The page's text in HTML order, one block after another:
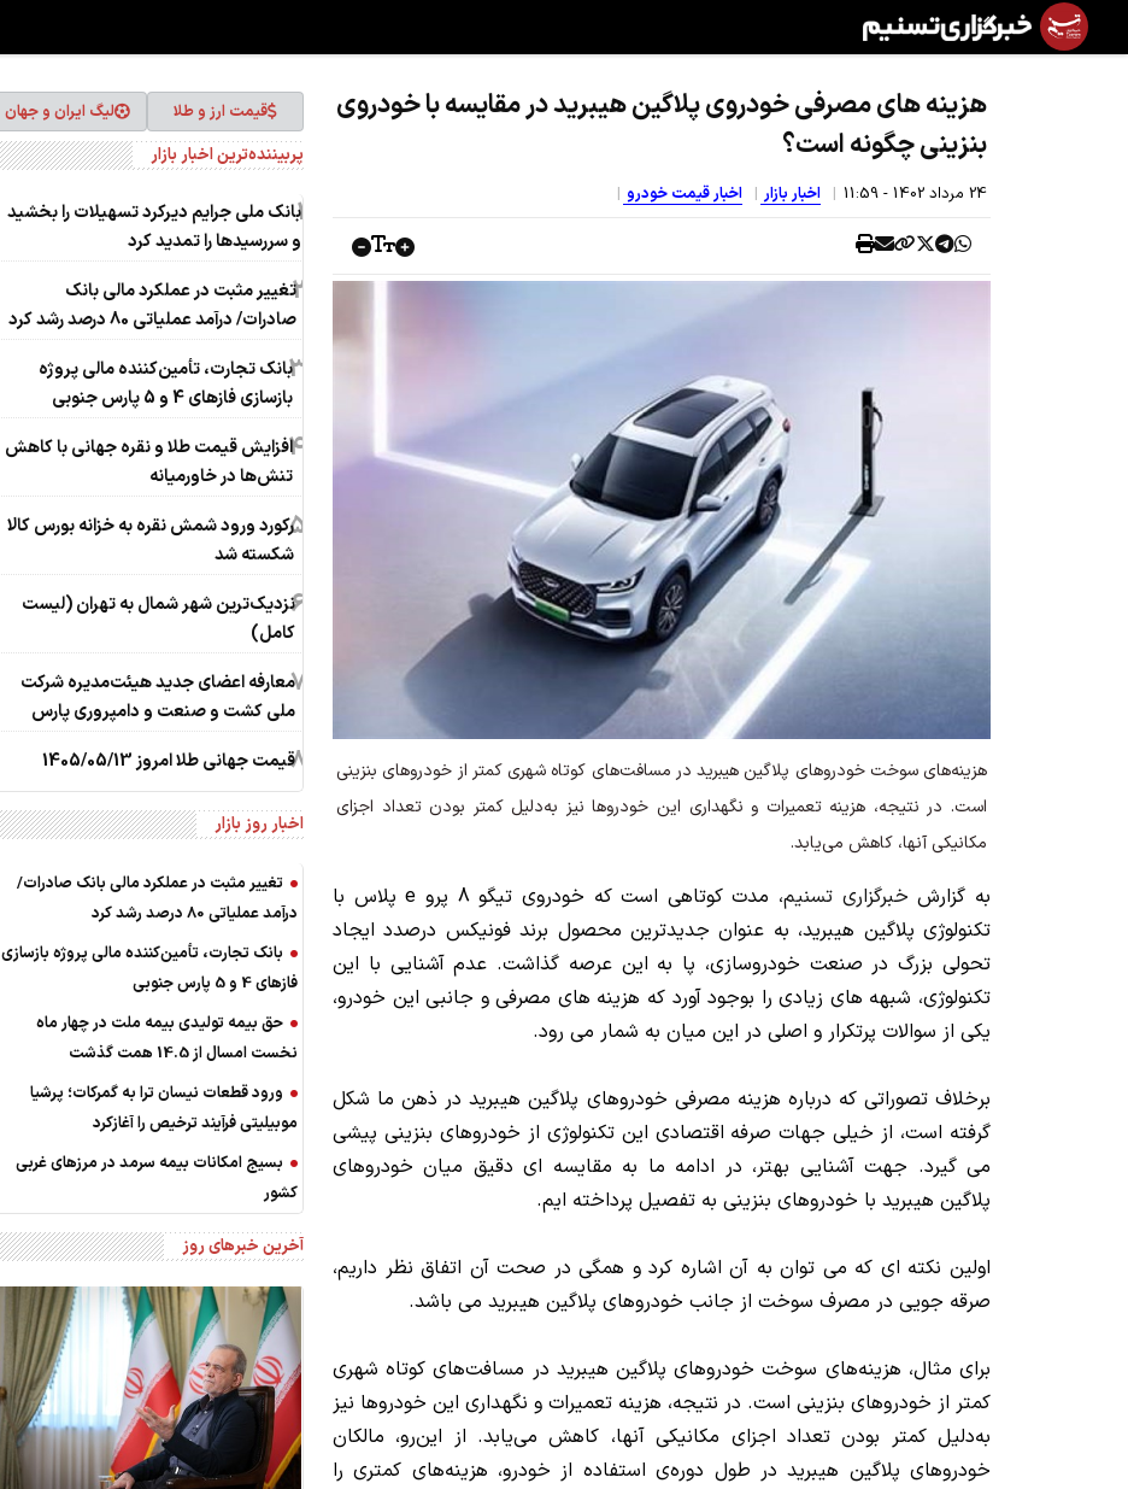
هزینه های مصرفی خودروی پلاگین هیبرید در مقایسه با خودروی
بنزینی چگونه است؟
24 مرداد 1402 - 11:59 اخبار بازار اخبار قیمت خودرو
هزینه‌های سوخت خودروهای پلاگین هیبرید در مسافت‌های کوتاه شهری کمتر از خودروهای بنزینی
است. در نتیجه، هزینه تعمیرات و نگهداری این خودروها نیز به‌دلیل کمتر بودن تعداد اجزای
مکانیکی آنها، کاهش می‌یابد.
به گزارش خبرگزاری تسنیم
، مدت کوتاهی است که خودروی تیگو 8 پرو e پلاس با
تکنولوژی پلاگین هیبرید، به عنوان جدیدترین محصول برند فونیکس درصدد ایجاد
تحولی بزرگ در صنعت خودروسازی، پا به این عرصه گذاشت. عدم آشنایی با این
تکنولوژی، شبهه های زیادی را بوجود آورد که هزینه های مصرفی و جانبی این خودرو،
یکی از سوالات پرتکرار و اصلی در این میان به شمار می رود.
برخلاف تصوراتی که درباره هزینه مصرفی خودروهای پلاگین هیبرید در ذهن ما شکل
گرفته است، از خیلی جهات صرفه اقتصادی این تکنولوژی از خودروهای بنزینی پیشی
می گیرد. جهت آشنایی بهتر، در ادامه ما به مقایسه ای دقیق میان خودروهای
پلاگین هیبرید با خودروهای بنزینی به تفصیل پرداخته ایم.
اولین نکته ای که می توان به آن اشاره کرد و همگی در صحت آن اتفاق نظر داریم،
صرقه جویی در مصرف سوخت از جانب خودروهای پلاگین هیبرید می باشد.
برای مثال، هزینه‌های سوخت خودروهای پلاگین هیبرید در مسافت‌های کوتاه شهری
کمتر از خودروهای بنزینی است. در نتیجه، هزینه تعمیرات و نگهداری این خودروها نیز
به‌دلیل کمتر بودن تعداد اجزای مکانیکی آنها، کاهش می‌یابد. از این‌رو، مالکان
خودروهای پلاگین هیبرید در طول دوره‌ی استفاده از خودرو، هزینه‌های کمتری را
قیمت ارز و طلا لیگ ایران و جهان
پربیننده‌ترین اخبار بازار
1بانک ملی جرایم دیرکرد تسهیلات را بخشید
و سررسیدها را تمدید کرد
2تغییر مثبت در عملکرد مالی بانک
صادرات/ درآمد عملیاتی 80 درصد رشد کرد
3بانک تجارت، تأمین‌کننده مالی پروژه
بازسازی فازهای 4 و 5 پارس جنوبی
4افزایش قیمت طلا و نقره جهانی با کاهش
تنش‌ها در خاورمیانه
5رکورد ورود شمش نقره به خزانه بورس کالا
شکسته شد
6نزدیک‌ترین شهر شمال به تهران (لیست
کامل)
7معارفه اعضای جدید هیئت‌مدیره شرکت
ملی کشت و صنعت و دامپروری پارس
8قیمت جهانی طلا امروز 1405/05/13
اخبار روز بازار
تغییر مثبت در عملکرد مالی بانک صادرات/
درآمد عملیاتی 80 درصد رشد کرد
بانک تجارت، تأمین‌کننده مالی پروژه بازسازی
فازهای 4 و 5 پارس جنوبی
حق بیمه تولیدی بیمه ملت در چهار ماه
نخست امسال از 14.5 همت گذشت
ورود قطعات نیسان ترا به گمرکات؛ پرشیا
موبیلیتی فرآیند ترخیص را آغازکرد
بسیج امکانات بیمه سرمد در مرزهای غربی
کشور
آخرین خبرهای روز